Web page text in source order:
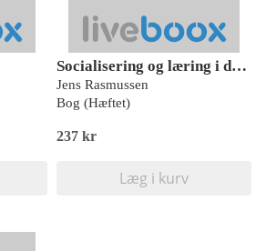
Socialisering og læring i det refleksivt moderne
Jens Rasmussen
Bog (Hæftet)
237 kr
Læg i kurv